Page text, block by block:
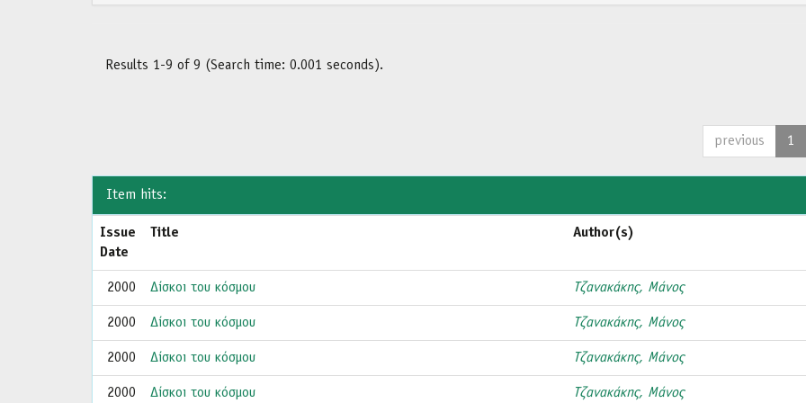
Results 1-9 of 9 (Search time: 0.001 seconds).
previous 1
Item hits:
Issue
Date
Title Author(s)
2000 Δίσκοι του κόσμου Τζανακάκης, Μάνος
2000 Δίσκοι του κόσμου Τζανακάκης, Μάνος
2000 Δίσκοι του κόσμου Τζανακάκης, Μάνος
2000 Δίσκοι του κόσμου Τζανακάκης, Μάνος